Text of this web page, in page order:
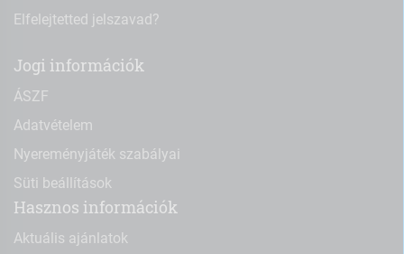
Elfelejtetted jelszavad?
Jogi információk
ÁSZF
Adatvételem
Nyereményjáték szabályai
Süti beállítások
Hasznos információk
Aktuális ajánlatok